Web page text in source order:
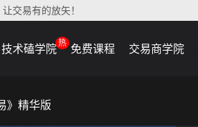
交易有的放矢！
技术磕学院热 免费课程 交易商学院
》精华版